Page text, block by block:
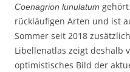
Coenagrion lunulatum
rückläufigen Arten und ist
Sommer seit 2018
Libellenatlas zeigt deshalb
optimistisches Bild der